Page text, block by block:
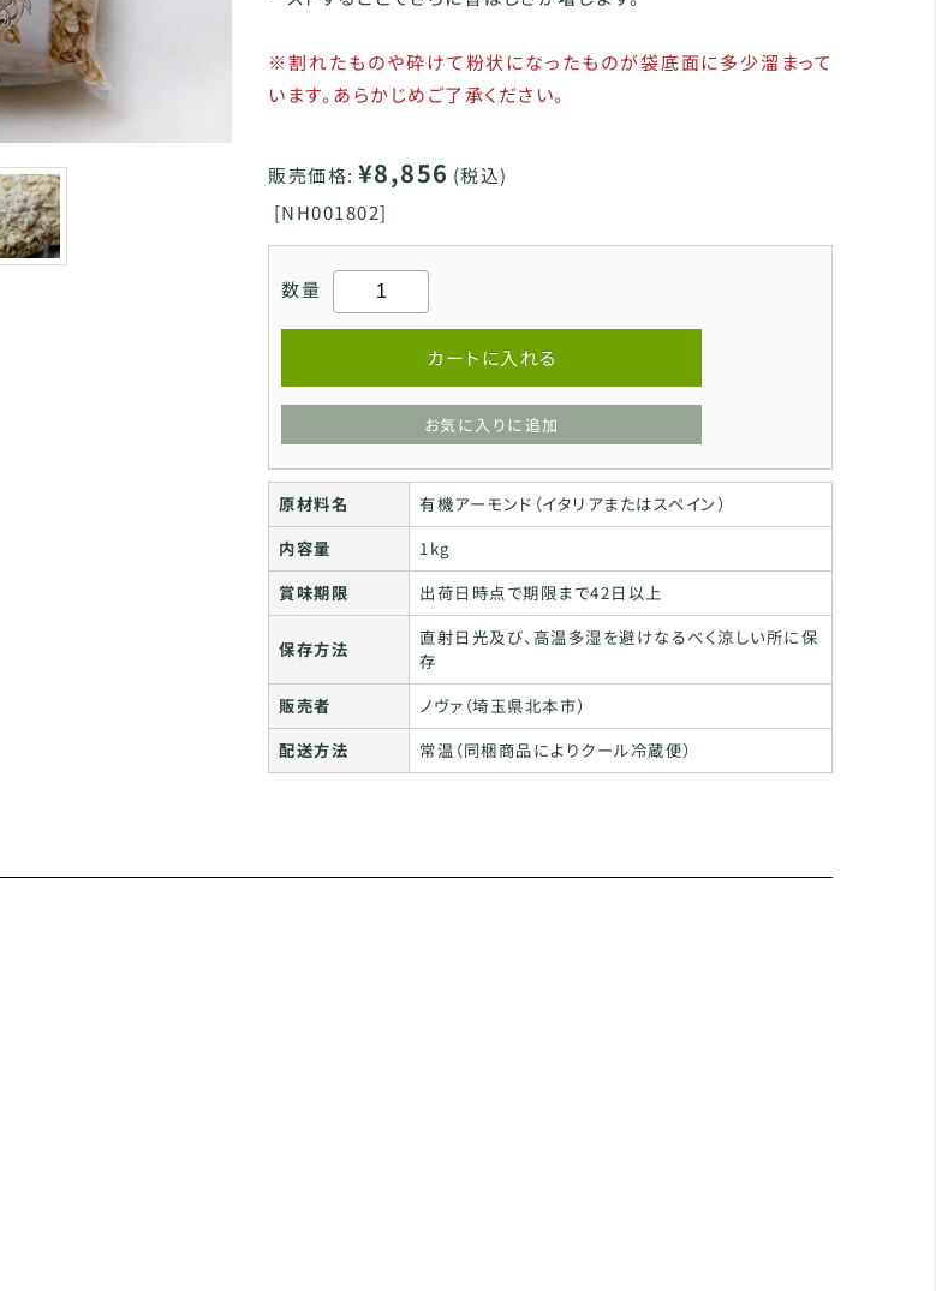
※割れたものや砕けて粉状になったものが袋底面に多少溜まって
います。あらかじめご了承ください。
販売価格: ¥8,856 (税込)
[NH001802]
数量
カートに入れる
お気に入りに追加
原材料名
有機アーモンド（イタリアまたはスペイン）
内容量
1kg
賞味期限
出荷日時点で期限まで42日以上
保存方法
直射日光及び、高温多湿を避けなるべく涼しい所に保
存
販売者
ノヴァ（埼玉県北本市）
配送方法
常温（同梱商品によりクール冷蔵便）